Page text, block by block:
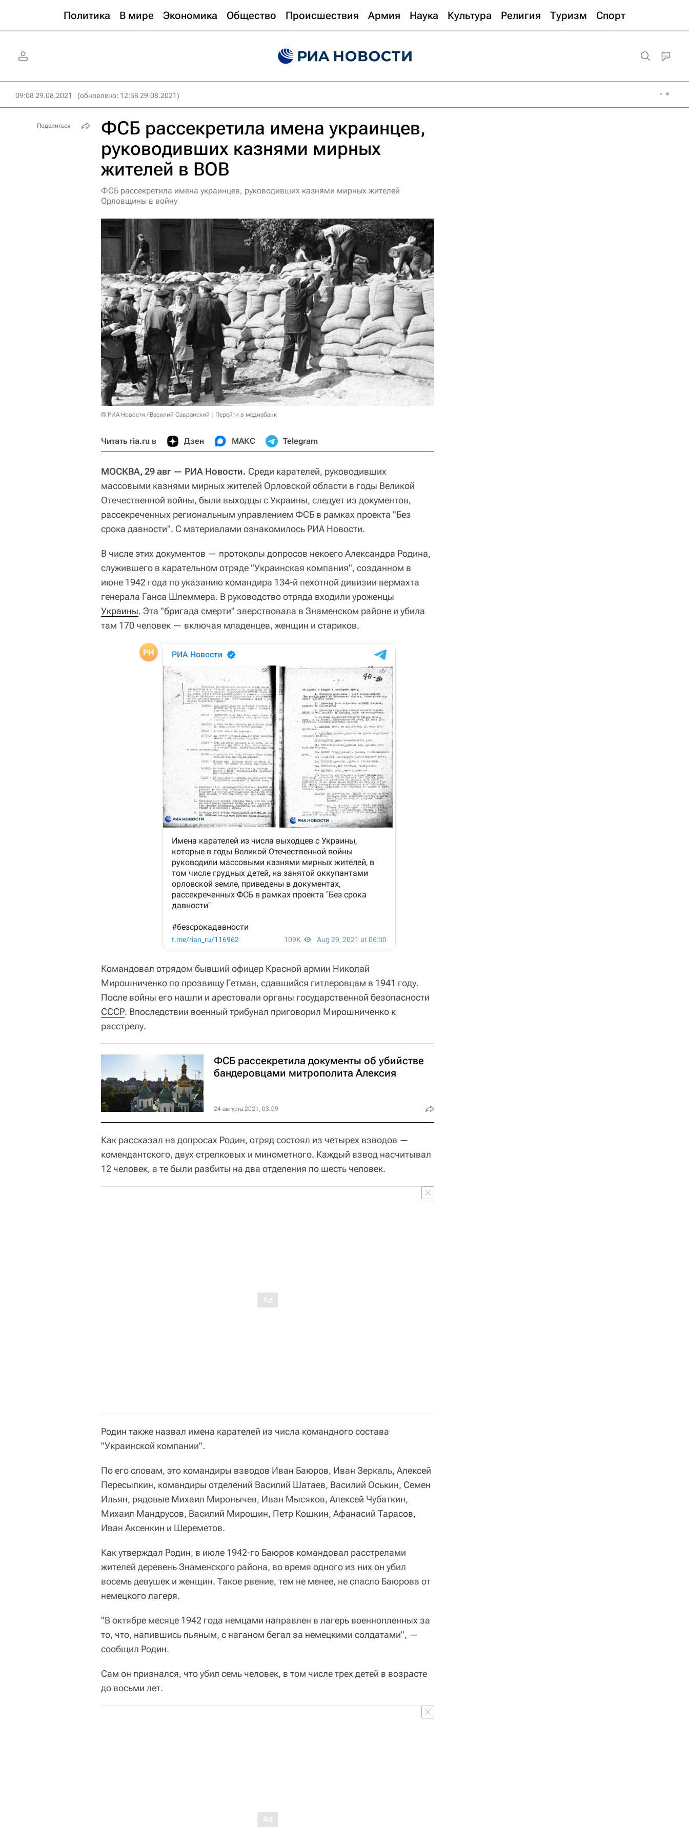
Политика В мире Экономика Общество Происшествия Армия Наука Культура Религия Туризм Спорт
09:08 29.08.2021 (обновлено: 12:58 29.08.2021)
ФСБ рассекретила имена украинцев,
руководивших казнями мирных
жителей в ВОВ
ФСБ рассекретила имена украинцев, руководивших казнями мирных жителей
Орловщины в войну
© РИА Новости / Василий Савранский Перейти в медиабанк
Читать ria.ru в Дзен МАКС Telegram
МОСКВА, 29 авг — РИА Новости. Среди карателей, руководивших
массовыми казнями мирных жителей Орловской области в годы Великой
Отечественной войны, были выходцы с Украины, следует из документов,
рассекреченных региональным управлением ФСБ в рамках проекта "Без
срока давности". С материалами ознакомилось РИА Новости.
В числе этих документов — протоколы допросов некоего Александра Родина,
служившего в карательном отряде "Украинская компания", созданном в
июне 1942 года по указанию командира 134-й пехотной дивизии вермахта
генерала Ганса Шлеммера. В руководство отряда входили уроженцы
Украины. Эта "бригада смерти" зверствовала в Знаменском районе и убила
там 170 человек — включая младенцев, женщин и стариков.
Командовал отрядом бывший офицер Красной армии Николай
Мирошниченко по прозвищу Гетман, сдавшийся гитлеровцам в 1941 году.
После войны его нашли и арестовали органы государственной безопасности
СССР. Впоследствии военный трибунал приговорил Мирошниченко к
расстрелу.
ФСБ рассекретила документы об убийстве
бандеровцами митрополита Алексия
24 августа 2021, 03:09
Как рассказал на допросах Родин, отряд состоял из четырех взводов —
комендантского, двух стрелковых и минометного. Каждый взвод насчитывал
12 человек, а те были разбиты на два отделения по шесть человек.
Родин также назвал имена карателей из числа командного состава
"Украинской компании".
По его словам, это командиры взводов Иван Баюров, Иван Зеркаль, Алексей
Пересыпкин, командиры отделений Василий Шатаев, Василий Оськин, Семен
Ильян, рядовые Михаил Миронычев, Иван Мысяков, Алексей Чубаткин,
Михаил Мандрусов, Василий Мирошин, Петр Кошкин, Афанасий Тарасов,
Иван Аксенкин и Шереметов.
Как утверждал Родин, в июле 1942-го Баюров командовал расстрелами
жителей деревень Знаменского района, во время одного из них он убил
восемь девушек и женщин. Такое рвение, тем не менее, не спасло Баюрова от
немецкого лагеря.
"В октябре месяце 1942 года немцами направлен в лагерь военнопленных за
то, что, напившись пьяным, с наганом бегал за немецкими солдатами", —
сообщил Родин.
Сам он признался, что убил семь человек, в том числе трех детей в возрасте
до восьми лет.
Поделиться